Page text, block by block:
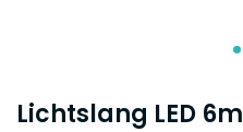
Lichtslang LED 6m